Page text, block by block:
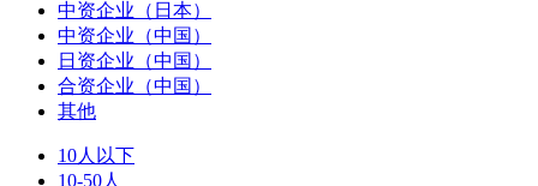
中资企业（日本）
中资企业（中国）
日资企业（中国）
合资企业（中国）
其他
10人以下
10-50人